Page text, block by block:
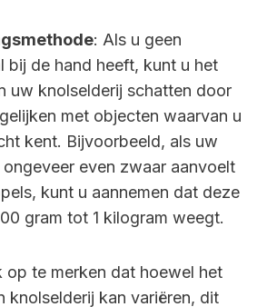
: Als u geen
bij de hand heeft, kunt u het
uw knolselderij schatten door
met objecten waarvan u
kent. Bijvoorbeeld, als uw
even zwaar aanvoelt
kunt u aannemen dat deze
gram tot 1 kilogram weegt.
op te merken dat hoewel het
knolselderij kan variëren, dit